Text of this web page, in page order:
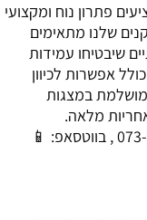
פתרון נוח ומקצועי
שלנו מתאימים
שיבטיחו עמידות
אפשרות לכיוון
במצגות
מלאה.
לקבלת ייעוץ חינם ומידע נוסף: 📞 073-7281111 , בווטסאפ: 📱